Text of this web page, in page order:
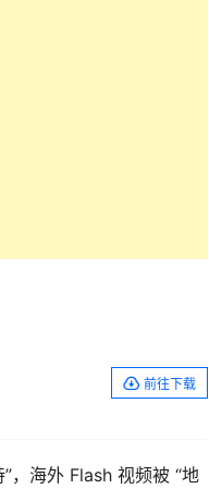
前往下载
，海外 Flash 视频被 “地